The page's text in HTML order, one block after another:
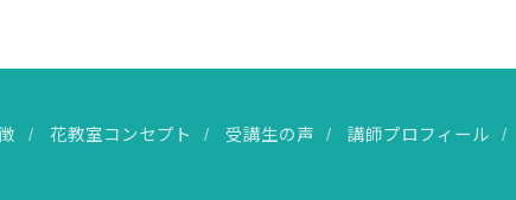
花教室コンセプト 受講生の声 講師プロフィール